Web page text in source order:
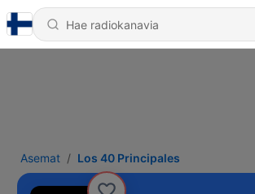
Asemat Los 40 Principales